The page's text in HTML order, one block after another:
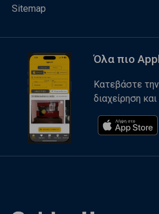
Sitemap
Όλα πιο
Κατεβάστε
διαχείρηση